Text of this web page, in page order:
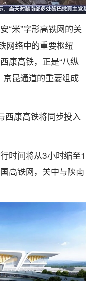
“米”字形高铁网的关
网络中的重要枢纽
康高铁，正是“八纵
京昆通道的重要组成
西康高铁将同步投入
时间将从3小时缩至1
高铁网，关中与陕南